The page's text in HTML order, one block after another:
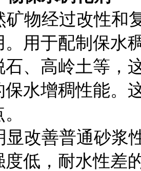
物经过改性和
。用于配制保水
石、高岭土等，
保水增稠性能。
改善普通砂浆
度低，耐水性差